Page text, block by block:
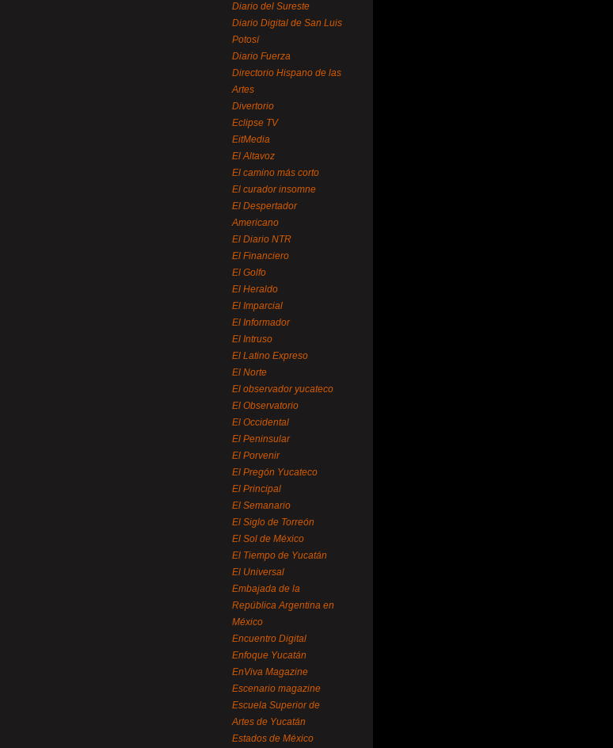
Diario del Sureste
Diario Digital de San Luis
Potosí
Diario Fuerza
Directorio Hispano de las
Artes
Divertorio
Eclipse TV
EitMedia
El Altavoz
El camino más corto
El curador insomne
El Despertador
Americano
El Diario NTR
El Financiero
El Golfo
El Heraldo
El Imparcial
El Informador
El Intruso
El Latino Expreso
El Norte
El observador yucateco
El Observatorio
El Occidental
El Peninsular
El Porvenir
El Pregón Yucateco
El Principal
El Semanario
El Siglo de Torreón
El Sol de México
El Tiempo de Yucatán
El Universal
Embajada de la
República Argentina en
México
Encuentro Digital
Enfoque Yucatán
EnViva Magazine
Escenario magazine
Escuela Superior de
Artes de Yucatán
Estados de México